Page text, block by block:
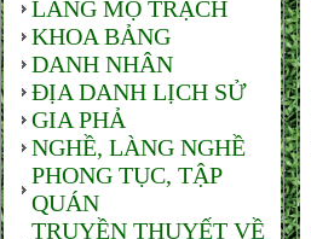
LÀNG MỘ TRẠCH
KHOA BẢNG
DANH NHÂN
ĐỊA DANH LỊCH SỬ
GIA PHẢ
NGHỀ, LÀNG NGHỀ
PHONG TỤC, TẬP
QUÁN
TRUYỀN THUYẾT VỀ